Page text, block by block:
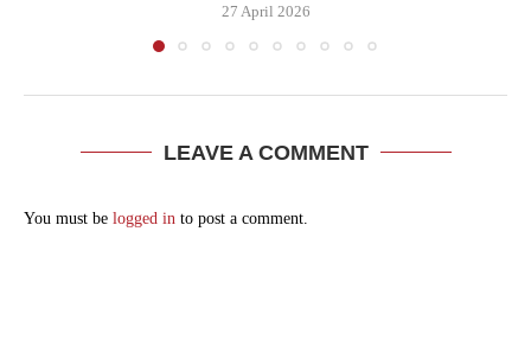
27 April 2026
LEAVE A COMMENT
You must be logged in to post a comment.